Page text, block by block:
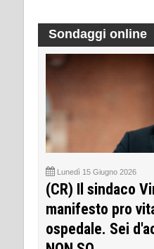
Sondaggi online
Lunedì 15 Giugno 2026
(CR) Il sindaco
manifesto pro
ospedale. Sei